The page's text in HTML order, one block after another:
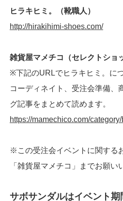
ヒラキヒミ。（靴職人）
http://hirakihimi-shoes.com/
雑貨屋マメチコ（セレクトショ
※下記のURLでヒラキヒミ。に
コーディネイト、受注会準備、
グ記事をまとめて読めます。
https://mamechico.com/
※この受注会イベントに関する
「雑貨屋マメチコ」までお願い
サボサンダルはイベント期